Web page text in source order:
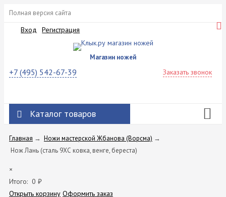
Полная версия сайта
Вход Регистрация
Магазин ножей
+7 (495) 542-67-39 Заказать звонок
Каталог товаров
Главная → Ножи мастерской Жбанова (Ворсма) →
Нож Лань (сталь 9ХС ковка, венге, береста)
×
Итого: 0 ₽
Открыть корзину Оформить заказ